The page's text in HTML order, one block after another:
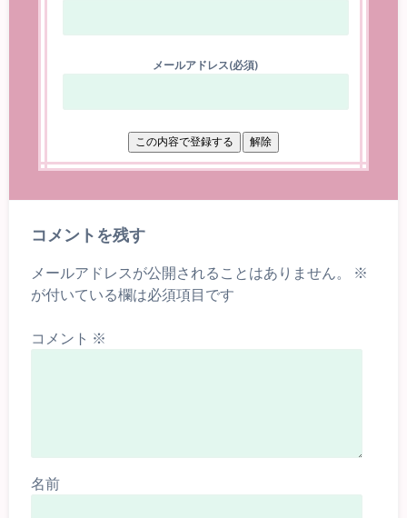
メールアドレス(必須)
コメントを残す
メールアドレスが公開されることはありません。
※
が付いている欄は必須項目です
コメント ※
名前